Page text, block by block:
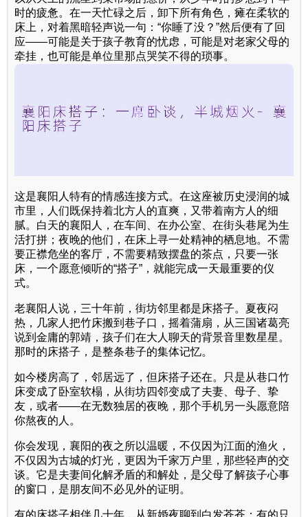
时的疲惫。在一天忙碌之后，卸下所有角色，瘫在柔软的
床上，对着黑暗轻声说一句：“你睡了没？”然后便有了回
应——可能是关于孩子教育的忧虑，可能是对老家父母的
牵挂，也可能是单位里那点哭笑不得的琐事。
这是襄阳人特有的情感连接方式。在这座被历史浸润的城
市里，人们既保持着北方人的直爽，又带着南方人的细
腻。白天的襄阳人，在车间、在办公室、在街头巷尾为生
活打拼；夜晚的他们，在床上寻一处精神的栖息地。不需
要正襟危坐的客厅，不需要精致摆盘的茶点，只要一张
床，一个愿意倾听的“搭子”，就能完成一天最重要的仪
式。
老襄阳人说，三十年前，街坊邻里都是床搭子。夏夜闷
热，几家人把竹床搬到巷子口，摇着蒲扇，从三国诸葛亮
说到金庸的郭靖，孩子们在大人聊天的背景音里数星星。
那时的床搭子，是整条巷子的集体记忆。
如今楼房高了，邻居远了，但床搭子还在。只是从巷口竹
床变成了卧室软榻，从街坊四邻变成了夫妻、母子、挚
友，或者——在无数独居的夜晚，那个手机另一头愿意陪
你熬夜的人。
你会发现，襄阳的夜之所以温暖，不仅因为江面的渔火，
不仅因为古城的灯光，更因为千家万户里，那些轻声的交
谈。它是夫妻间化解矛盾的和解处，是父母了解孩子心事
的窗口，是朋友间不必见外的证明。
有的床搭子相伴几十年，从新婚夜聊到白发苍苍；有的只